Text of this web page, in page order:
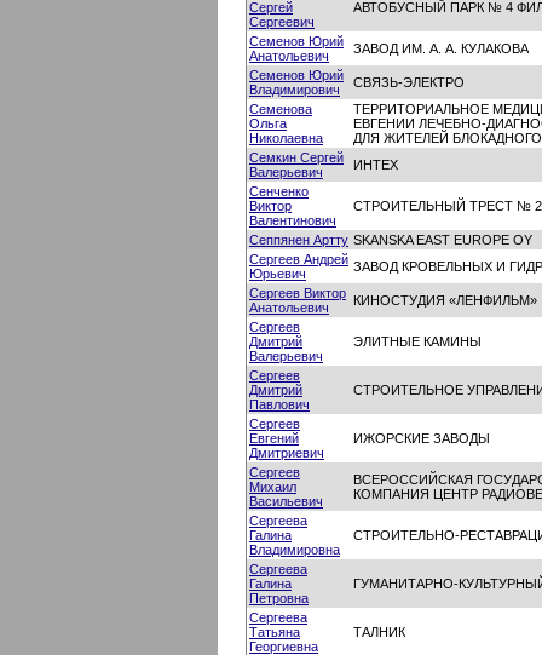
Сергей
Сергеевич
АВТОБУСНЫЙ ПАРК № 4
Семенов Юрий
Анатольевич
ЗАВОД ИМ. А. А. КУЛАКОВА
Семенов Юрий
Владимирович
СВЯЗЬ-ЭЛЕКТРО
Семенова
Ольга
Николаевна
ТЕРРИТОРИАЛЬНОЕ
ЕВГЕНИИ ЛЕЧЕБНО-
ДЛЯ ЖИТЕЛЕЙ
Семкин Сергей
Валерьевич
ИНТЕХ
Сенченко
Виктор
Валентинович
СТРОИТЕЛЬНЫЙ ТРЕСТ №
Сеппянен Артту SKANSKA EAST EUROPE OY
Сергеев Андрей
Юрьевич
ЗАВОД КРОВЕЛЬНЫХ И
Сергеев Виктор
Анатольевич
КИНОСТУДИЯ «ЛЕНФИЛЬМ»
Сергеев
Дмитрий
Валерьевич
ЭЛИТНЫЕ КАМИНЫ
Сергеев
Дмитрий
Павлович
СТРОИТЕЛЬНОЕ
Сергеев
Евгений
Дмитриевич
ИЖОРСКИЕ ЗАВОДЫ
Сергеев
Михаил
Васильевич
ВСЕРОССИЙСКАЯ
КОМПАНИЯ ЦЕНТР
Сергеева
Галина
Владимировна
СТРОИТЕЛЬНО-
Сергеева
Галина
Петровна
ГУМАНИТАРНО-
Сергеева
Татьяна
Георгиевна
ТАЛНИК